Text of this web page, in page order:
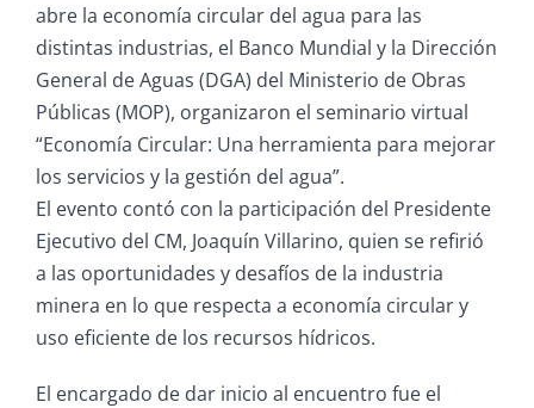
abre la economía circular del agua para las
distintas industrias, el Banco Mundial y la Dirección
General de Aguas (DGA) del Ministerio de Obras
Públicas (MOP), organizaron el seminario virtual
“Economía Circular: Una herramienta para mejorar
los servicios y la gestión del agua”.
El evento contó con la participación del Presidente
Ejecutivo del CM, Joaquín Villarino, quien se refirió
a las oportunidades y desafíos de la industria
minera en lo que respecta a economía circular y
uso eficiente de los recursos hídricos.
El encargado de dar inicio al encuentro fue el